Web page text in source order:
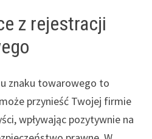
z rejestracji
znaku towarowego to
przynieść Twojej firmie
wpływając pozytywnie na